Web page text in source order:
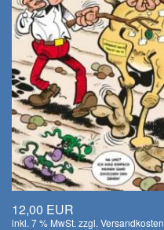
12,00 EUR
inkl. 7 % MwSt. zzgl. Versandkosten